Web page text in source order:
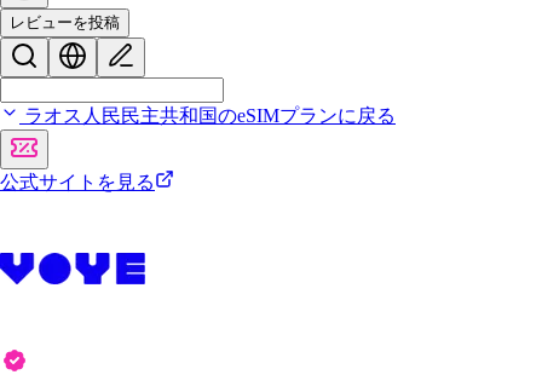
レビューを投稿
ラオス人民民主共和国のeSIMプランに戻る
公式サイトを見る